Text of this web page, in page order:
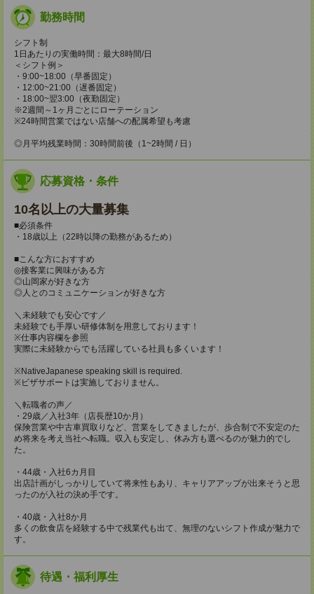
勤務時間
シフト制
1日あたりの実働時間：最大8時間/日
＜シフト例＞
・9:00~18:00（早番固定）
・12:00~21:00（遅番固定）
・18:00~翌3:00（夜勤固定）
※2週間～1ヶ月ごとにローテーション
※24時間営業ではない店舗への配属希望も考慮
◎月平均残業時間：30時間前後（1~2時間 / 日）
応募資格・条件
10名以上の大量募集
■必須条件
・18歳以上（22時以降の勤務があるため）
■こんな方におすすめ
◎接客業に興味がある方
◎山岡家が好きな方
◎人とのコミュニケーションが好きな方
＼未経験でも安心です／
未経験でも手厚い研修体制を用意しております！
※仕事内容欄を参照
実際に未経験からでも活躍している社員も多くいます！
※NativeJapanese speaking skill is required.
※ビザサポートは実施しておりません。
＼転職者の声／
・29歳／入社3年（店長歴10か月）
保険営業や中古車買取りなど、営業をしてきましたが、歩合制で不安定のた
め将来を考え当社へ転職。収入も安定し、休み方も選べるのが魅力的でし
た。
・44歳・入社6カ月目
出店計画がしっかりしていて将来性もあり、キャリアアップが出来そうと思
ったのが入社の決め手です。
・40歳・入社8か月
多くの飲食店を経験する中で残業代も出て、無理のないシフト作成が魅力で
す。
待遇・福利厚生